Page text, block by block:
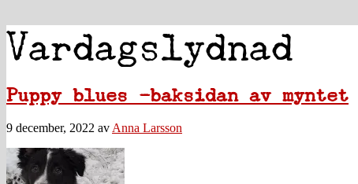
Vardagslydnad
Puppy blues -baksidan av myntet
9 december, 2022 av Anna Larsson